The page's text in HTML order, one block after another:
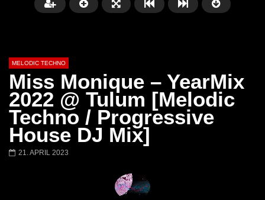
Später
03:30:29
Worakls – Stephan Bodzin – Ben
Böhmer – Colyn – Sainte Vie |
Melodic Techno Classics mix
00:42:17
MELODIC TECHNO
Miss Monique – YearMix
2022 @ Tulum [Melodic
Techno / Progressive
House DJ Mix]
21. APRIL 2023